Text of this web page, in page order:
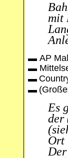
mit
▬ AP
▬
▬
▬
Es
der
Ort